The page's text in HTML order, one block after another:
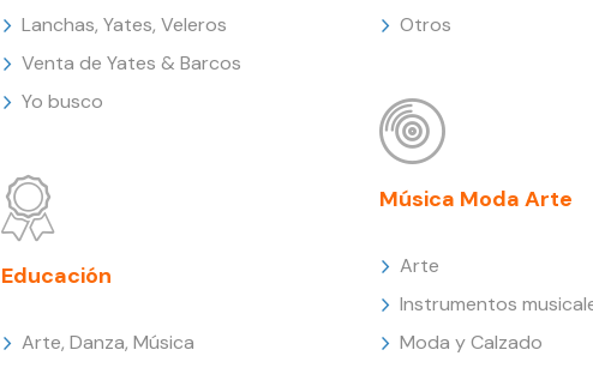
Lanchas, Yates, Veleros
Venta de Yates & Barcos
Yo busco
Educación
Arte, Danza, Música
Otros
Música Moda Arte
Arte
Instrumentos
Moda y Calzado